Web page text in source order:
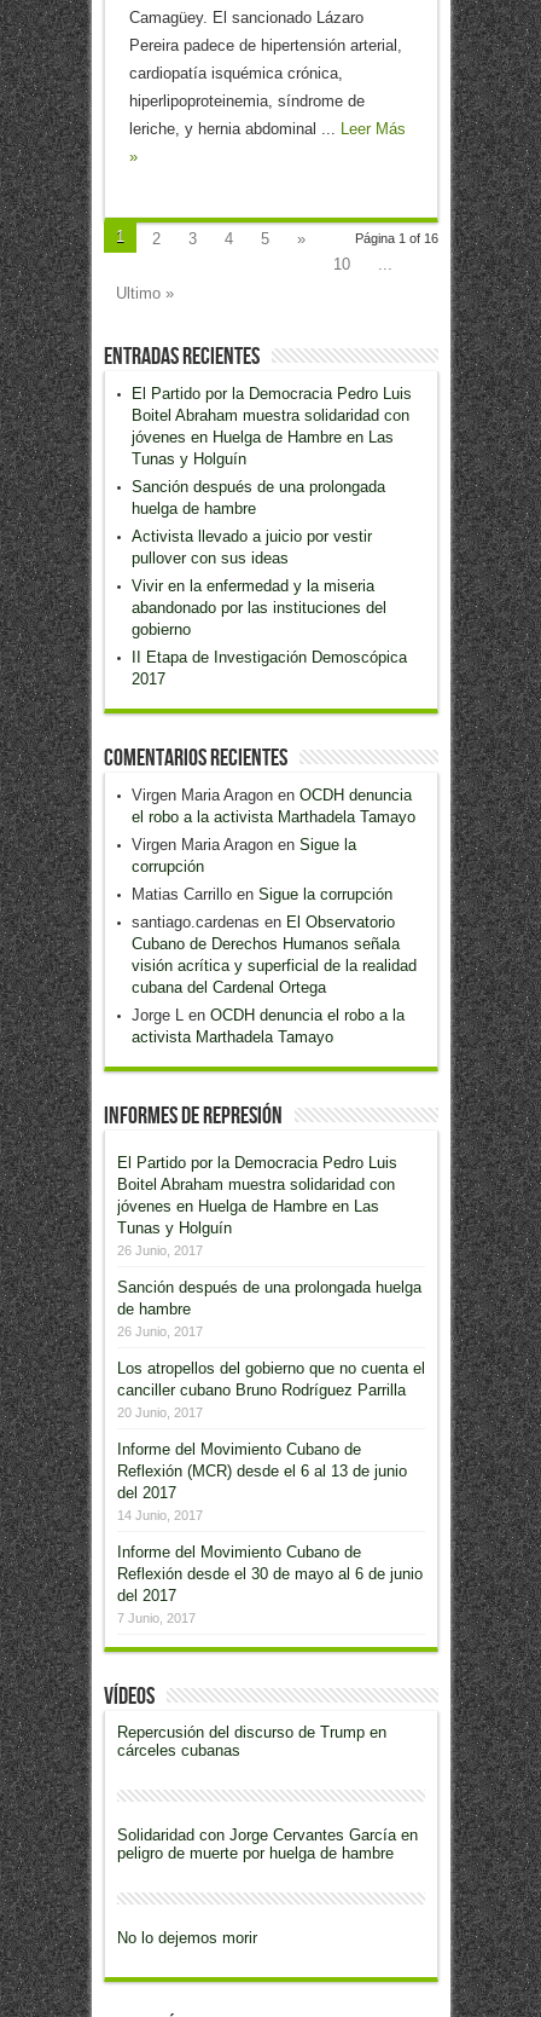
Camagüey. El sancionado Lázaro
Pereira padece de hipertensión arterial,
cardiopatía isquémica crónica,
hiperlipoproteinemia, síndrome de
leriche, y hernia abdominal ...
Leer Más
»
Página 1 of 16
1 2 3 4 5
»
10
...
Ultimo »
Entradas recientes
El Partido por la Democracia Pedro Luis
Boitel Abraham muestra solidaridad con
jóvenes en Huelga de Hambre en Las
Tunas y Holguín
Sanción después de una prolongada
huelga de hambre
Activista llevado a juicio por vestir
pullover con sus ideas
Vivir en la enfermedad y la miseria
abandonado por las instituciones del
gobierno
II Etapa de Investigación Demoscópica
2017
Comentarios recientes
Virgen Maria Aragonen OCDH denuncia
el robo a la activista Marthadela Tamayo
Virgen Maria Aragonen Sigue la
corrupción
Matias Carrilloen Sigue la corrupción
santiago.cardenas en El Observatorio
Cubano de Derechos Humanos señala
visión acrítica y superficial de la realidad
cubana del Cardenal Ortega
Jorge Len OCDH denuncia el robo a la
activista Marthadela Tamayo
Informes de Represión
El Partido por la Democracia Pedro Luis
Boitel Abraham muestra solidaridad con
jóvenes en Huelga de Hambre en Las
Tunas y Holguín
26 Junio, 2017
Sanción después de una prolongada huelga
de hambre
26 Junio, 2017
Los atropellos del gobierno que no cuenta el
canciller cubano Bruno Rodríguez Parrilla
20 Junio, 2017
Informe del Movimiento Cubano de
Reflexión (MCR) desde el 6 al 13 de junio
del 2017
14 Junio, 2017
Informe del Movimiento Cubano de
Reflexión desde el 30 de mayo al 6 de junio
del 2017
7 Junio, 2017
Vídeos
Repercusión del discurso de Trump en
cárceles cubanas
Solidaridad con Jorge Cervantes García en
peligro de muerte por huelga de hambre
No lo dejemos morir